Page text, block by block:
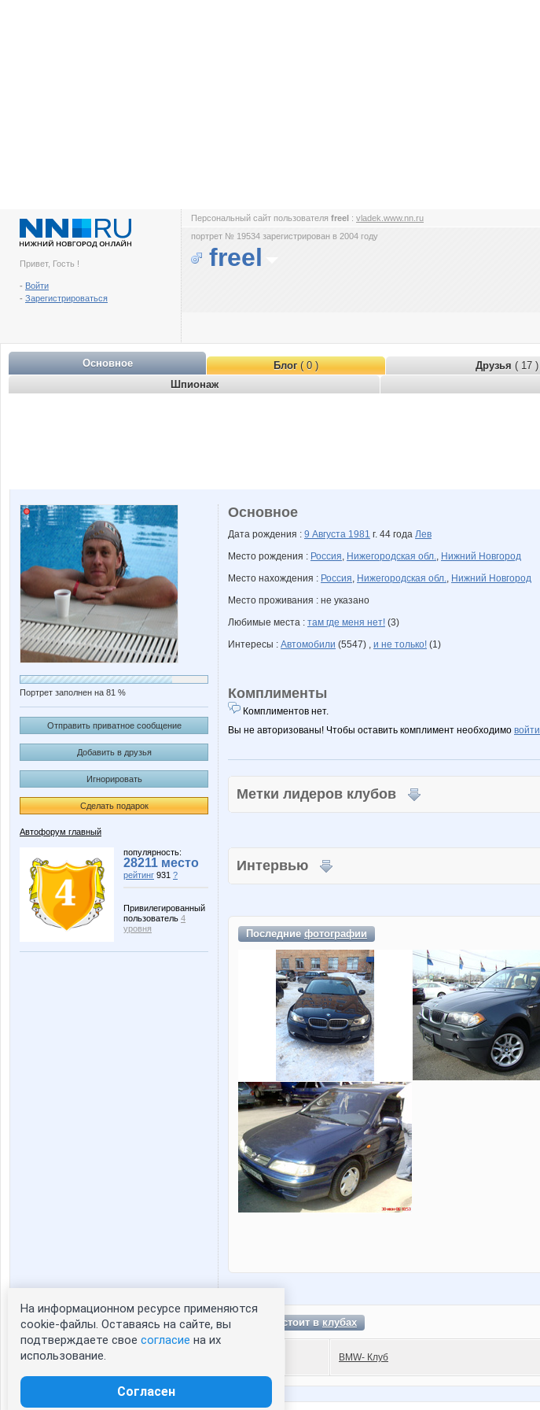
Привет, Гость !
- Войти
- Зарегистрироваться
Персональный сайт пользователя freel : vladek.www.nn.ru
портрет № 19534 зарегистрирован в 2004 году
freel
Основное Блог( 0 ) Друзья ( 17 )
Шпионаж
Портрет заполнен на 81 %
Отправить приватное сообщение
Добавить в друзья
Игнорировать
Сделать подарок
Автофорум главный
популярность:
28211 место
рейтинг 931 ?
Привилегированный
пользователь 4
уровня
Статистика портрета:
сейчас просматривают портрет - 0
зарегистрированные пользователи
Основное
Дата рождения : 9 Августа 1981 г. 44 года Лев
Место рождения : Россия, Нижегородская обл., Нижний Новгород
Место нахождения : Россия, Нижегородская обл., Нижний Новгород
Место проживания : не указано
Любимые места : там где меня нет! (3)
Интересы : Автомобили (5547) , и не только! (1)
Комплименты
Комплиментов нет.
Вы не авторизованы! Чтобы оставить комплимент необходимо войти
Метки лидеров клубов
Интервью
Последниефотографии
freel состоит вклубах
BMW- Клуб
На информационном ресурсе применяются
cookie-файлы. Оставаясь на сайте, вы
подтверждаете свое согласие на их
использование.
Согласен